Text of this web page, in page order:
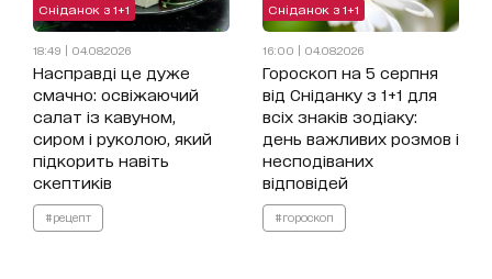
Сніданок з 1+1
18:49 | 04.08.2026
Насправді це дуже
смачно: освіжаючий
салат із кавуном,
сиром і руколою, який
підкорить навіть
скептиків
#рецепт
Сніданок з 1+1
16:00 | 04.08.2026
Гороскоп на 5 серпня
від Сніданку з 1+1 для
всіх знаків зодіаку:
день важливих розмов і
несподіваних
відповідей
#гороскоп